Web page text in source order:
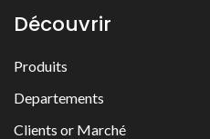
Découvrir
Produits
Departements
Clients or Marché